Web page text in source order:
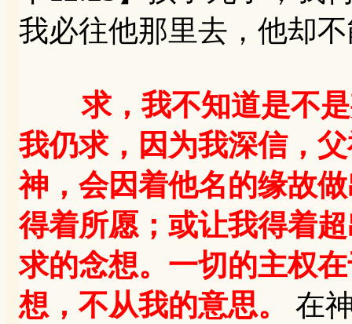
我必往他那里去，他却
求，我不知道是不
我仍求，因为我深信，
神，会因着他名的缘故
得着所愿；或让我得着
求的念想。一切的主权
想，不从我的意思。
在